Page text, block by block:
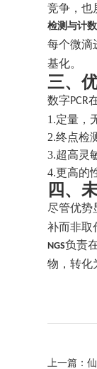
竞争，也
检测与计数
每个微滴
基化。
三、
数字PCR
1.定量，
2.终点检
3.超高灵
4.更高的
四、
尽管优势
补而非取
NGS负责
物，转化
上一篇：